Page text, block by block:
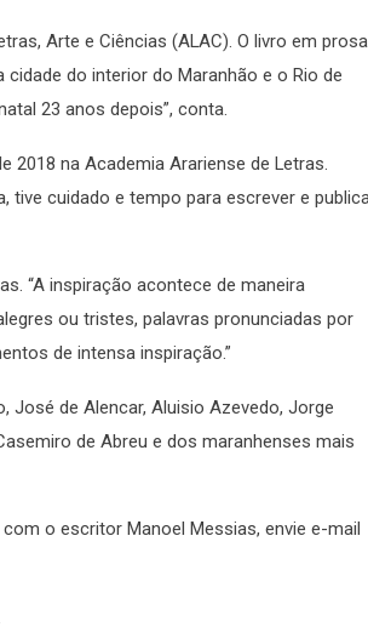
Arte e Ciências (ALAC). O livro em prosa
do interior do Maranhão e o Rio de
23 anos depois”, conta.
2018 na Academia Arariense de Letras.
tive cuidado e tempo para escrever e
“A inspiração acontece de maneira
ou tristes, palavras pronunciadas por
de intensa inspiração.”
José de Alencar, Aluisio Azevedo, Jorge
de Abreu e dos maranhenses mais
o escritor Manoel Messias, envie e-mail